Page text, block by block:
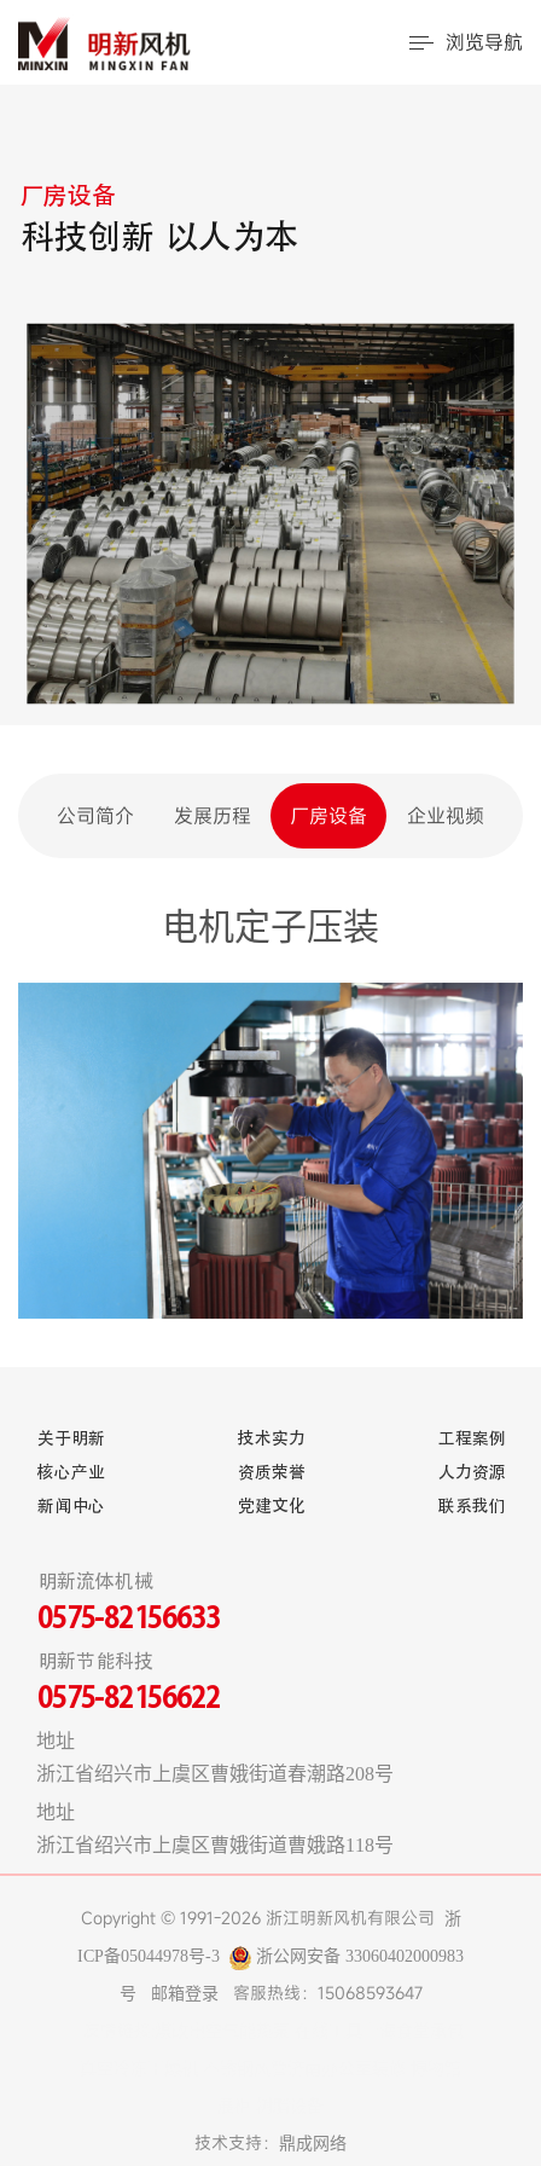
浏览导航
厂房设备
科技创新 以人为本
公司简介 发展历程 厂房设备 企业视频
电机定子压装
关于明新
核心产业
新闻中心
技术实力
资质荣誉
党建文化
工程案例
人力资源
联系我们
明新流体机械
0575-82156633
明新节能科技
0575-82156622
地址
浙江省绍兴市上虞区曹娥街道春潮路208号
地址
浙江省绍兴市上虞区曹娥街道曹娥路118号
Copyright © 1991-2026 浙江明新风机有限公司 浙
ICP备05044978号-3 浙公网安备 33060402000983
号 邮箱登录
客服热线：15068593647
技术支持： 鼎成网络